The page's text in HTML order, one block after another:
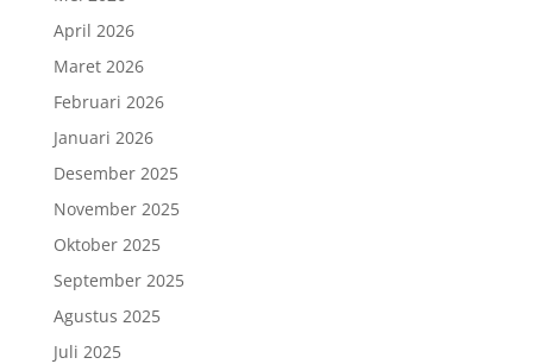
April 2026
Maret 2026
Februari 2026
Januari 2026
Desember 2025
November 2025
Oktober 2025
September 2025
Agustus 2025
Juli 2025